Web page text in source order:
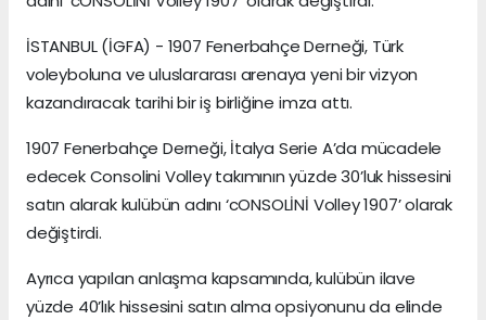
İSTANBUL (İGFA) - 1907 Fenerbahçe Derneği, Türk
voleyboluna ve uluslararası arenaya yeni bir vizyon
kazandıracak tarihi bir iş birliğine imza attı.
1907 Fenerbahçe Derneği, İtalya Serie A’da mücadele
edecek Consolini Volley takımının yüzde 30’luk hissesini
satın alarak kulübün adını ‘cONSOLİNİ Volley 1907’ olarak
değiştirdi.
Ayrıca yapılan anlaşma kapsamında, kulübün ilave
yüzde 40’lık hissesini satın alma opsiyonunu da elinde